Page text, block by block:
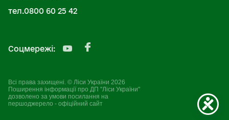
тел.0800 60 25 42
Всі права захищені. © Ліси України 2026
Поширення інформації про ДП "Ліси України"
дозволено за умови посилання на
першоджерело - офіційний сайт
Соцмережі: